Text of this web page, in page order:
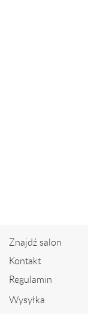
Znajdź salon
Kontakt
Regulamin
Wysyłka